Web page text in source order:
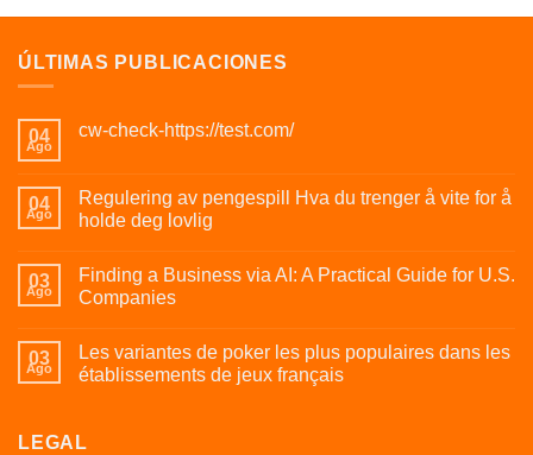
ÚLTIMAS PUBLICACIONES
04
Ago
cw-check-https://test.com/
04
Ago
Regulering av pengespill Hva du trenger å vite for å
holde deg lovlig
03
Ago
Finding a Business via AI: A Practical Guide for U.S.
Companies
03
Ago
Les variantes de poker les plus populaires dans les
établissements de jeux français
LEGAL